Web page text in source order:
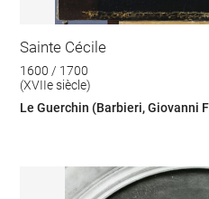
Sainte Cécile
1600 / 1700
(XVIIe siècle)